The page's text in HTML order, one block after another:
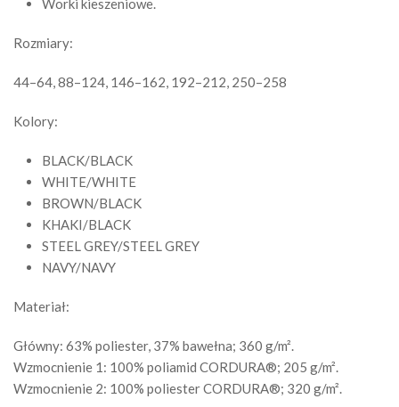
Worki kieszeniowe.
Rozmiary:
44–64, 88–124, 146–162, 192–212, 250–258
Kolory:
BLACK/BLACK
WHITE/WHITE
BROWN/BLACK
KHAKI/BLACK
STEEL GREY/STEEL GREY
NAVY/NAVY
Materiał:
Główny: 63% poliester, 37% bawełna; 360 g/m².
Wzmocnienie 1: 100% poliamid CORDURA®; 205 g/m².
Wzmocnienie 2: 100% poliester CORDURA®; 320 g/m².